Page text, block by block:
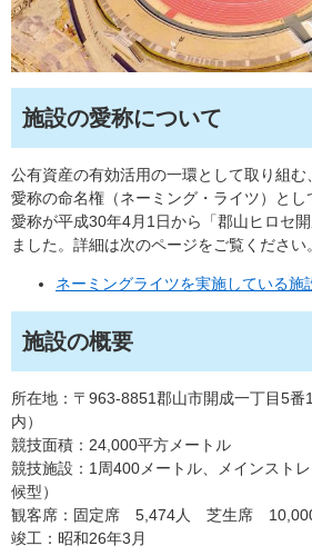
施設の愛称について
公有資産の有効活用の一環として取り組む
愛称の命名権（ネーミング・ライツ）と
愛称が平成30年4月1日から「郡山ヒロセ
ました。詳細は次のページをご覧ください。
ネーミングライツを実施している施
施設の概要
所在地：〒963-8851郡山市開成一丁目5番
内）
競技面積：24,000平方メートル
競技施設：1周400メートル、メインスト
候型）
観客席：固定席 5,474人 芝生席
竣工：昭和26年3月